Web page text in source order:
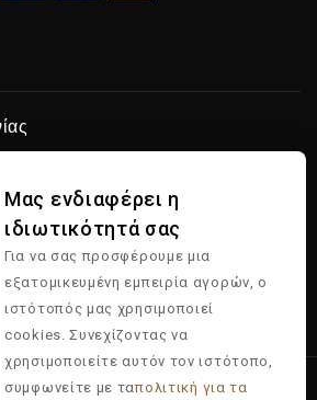
Χερσονήσου, 70014
κομμωτηρίου - Επώνυμα προϊόντα -
Μας ενδιαφέρει η
ιδιωτικότητά σας
Για να σας προσφέρουμε μια
εξατομικευμένη εμπειρία αγορών, ο
ιστότοπός μας χρησιμοποιεί
cookies. Συνεχίζοντας να
χρησιμοποιείτε αυτόν τον ιστότοπο,
συμφωνείτε με ταπολιτική για τα